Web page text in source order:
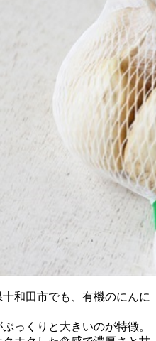
和田市でも、有機のにんに
っくりと大きいのが特徴。